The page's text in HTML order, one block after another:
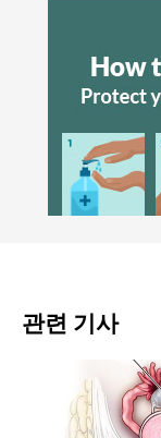
관련 기사